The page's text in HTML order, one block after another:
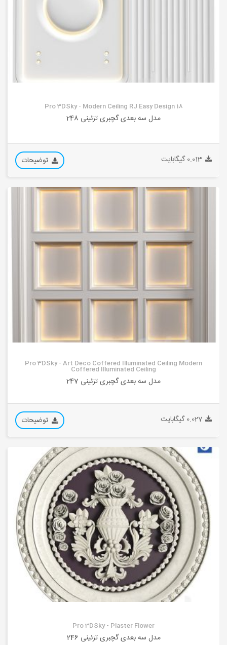
Pro 3DSky - Modern Ceiling RJ Easy Design 18
مدل سه بعدی گچبری تزئینی 248
0.013 گیگابایت توضیحات
Pro 3DSky - Art Deco Coffered Illuminated Ceiling Modern
Coffered Illuminated Ceiling
مدل سه بعدی گچبری تزئینی 247
0.027 گیگابایت توضیحات
Pro 3DSky - Plaster Flower
مدل سه بعدی گچبری تزئینی 246